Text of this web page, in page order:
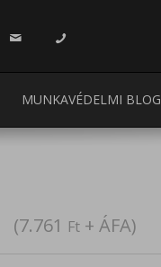
MUNKAVÉDELMI BLOG
(7.761 Ft + ÁFA)